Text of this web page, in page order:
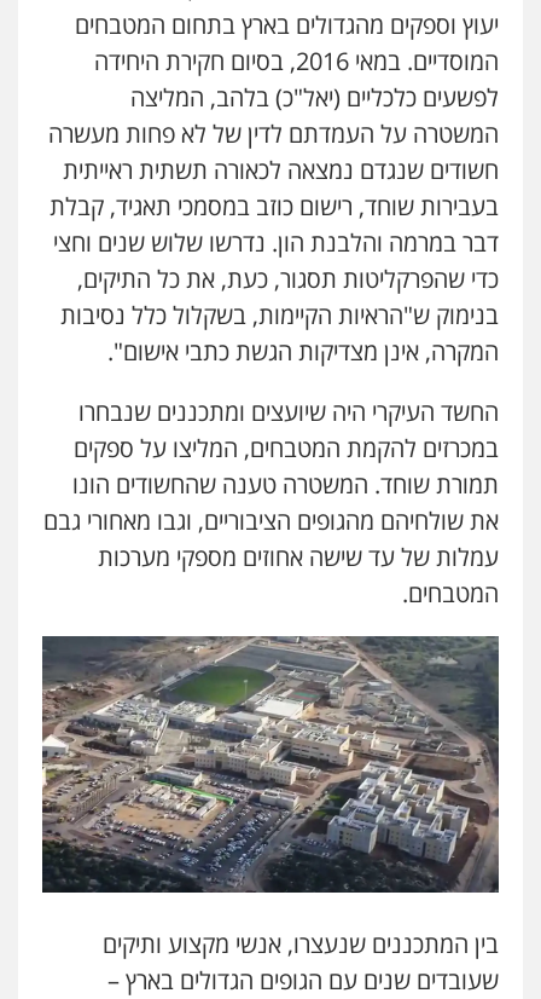
יעוץ וספקים מהגדולים בארץ בתחום המטבחים
המוסדיים. במאי 2016, בסיום חקירת היחידה
לפשעים כלכליים (יאל"כ) בלהב, המליצה
המשטרה על העמדתם לדין של לא פחות מעשרה
חשודים שנגדם נמצאה לכאורה תשתית ראייתית
בעבירות שוחד, רישום כוזב במסמכי תאגיד, קבלת
דבר במרמה והלבנת הון. נדרשו שלוש שנים וחצי
כדי שהפרקליטות תסגור, כעת, את כל התיקים,
בנימוק ש"הראיות הקיימות, בשקלול כלל נסיבות
המקרה, אינן מצדיקות הגשת כתבי אישום".
החשד העיקרי היה שיועצים ומתכננים שנבחרו
במכרזים להקמת המטבחים, המליצו על ספקים
תמורת שוחד. המשטרה טענה שהחשודים הונו
את שולחיהם מהגופים הציבוריים, וגבו מאחורי גבם
עמלות של עד שישה אחוזים מספקי מערכות
המטבחים.
בין המתכננים שנעצרו, אנשי מקצוע ותיקים
שעובדים שנים עם הגופים הגדולים בארץ –